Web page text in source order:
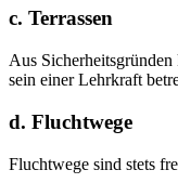
c. Terrassen
Aus
sein einer Lehr­kraft
d. Fluchtwege
Flucht­we­ge sind stets